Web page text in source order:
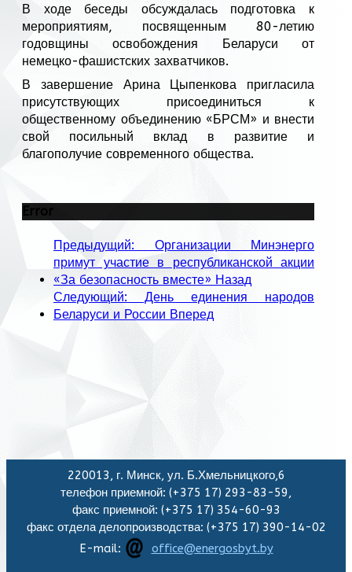
В ходе беседы обсуждалась подготовка к
мероприятиям, посвященным 80-летию
годовщины освобождения Беларуси от
немецко-фашистских захватчиков.
В завершение Арина Цыпенкова пригласила
присутствующих присоединиться к
общественному объединению «БРСМ» и внести
свой посильный вклад в развитие и
благополучие современного общества.
Error
Предыдущий: Организации Минэнерго
примут участие в республиканской акции
«За безопасность вместе» Назад
Следующий: День единения народов
Беларуси и России Вперед
220013, г. Минск, ул. Б.Хмельницкого,6
телефон приемной: (+375 17) 293-83-59,
факс приемной: (+375 17) 354-60-93
факс отдела делопроизводства: (+375 17) 390-14-02
E-mail:
office@energosbyt.by